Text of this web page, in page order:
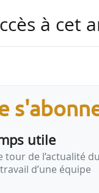
la population à
:
à cet
utile
tour de l’actualité du
d’une équipe